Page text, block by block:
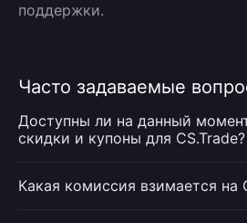
поддержки.
Часто задаваемые
Доступны ли на данный
скидки и купоны для CS.Trade?
Какая комиссия взимается на